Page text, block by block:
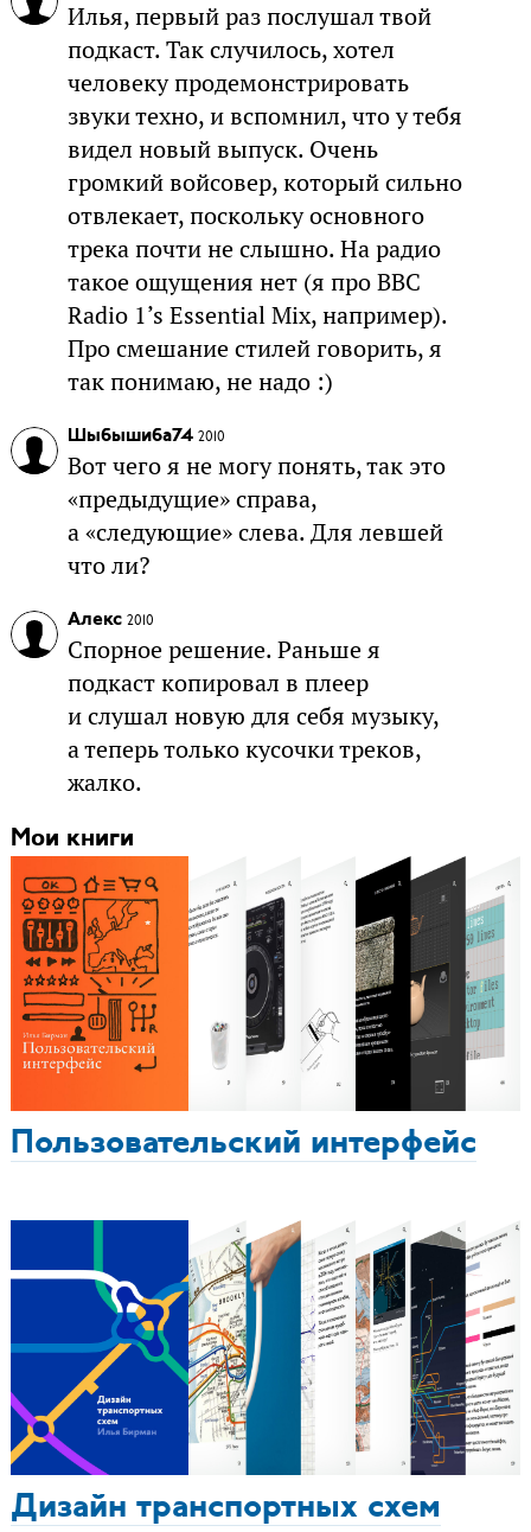
Илья, первый раз послушал твой
подкаст. Так случилось, хотел
человеку продемонстрировать
звуки техно, и вспомнил, что у тебя
видел новый выпуск. Очень
громкий войсовер, который сильно
отвлекает, поскольку основного
трека почти не слышно. На радио
такое ощущения нет (я про BBC
Radio 1’s Essential Mix, например).
Про смешание стилей говорить, я
так понимаю, не надо :)
Шыбышиба74 2010
Вот чего я не могу понять, так это
«предыдущие» справа,
а «следующие» слева. Для левшей
что ли?
Алекс 2010
Спорное решение. Раньше я
подкаст копировал в плеер
и слушал новую для себя музыку,
а теперь только кусочки треков,
жалко.
Мои книги
Пользовательский интерфейс
Дизайн транспортных схем